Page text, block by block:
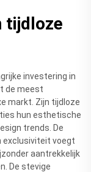
tijdloze
investering in
de meest
markt. Zijn tijdloze
hun esthetische
trends. De
exclusiviteit voegt
aantrekkelijk
De stevige